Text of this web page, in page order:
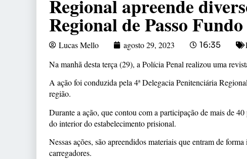
Regional apreende
Regional de Passo Fundo
Lucas Mello agosto 29, 2023 16:35
Na manhã desta terça (29), a Polícia Penal realizou uma
A ação foi conduzida pela 4ª Delegacia Penitenciária
região.
Durante a ação, que contou com a participação de mais de
do interior do estabelecimento prisional.
Nessas ações, são apreendidos materiais que entram de
carregadores.